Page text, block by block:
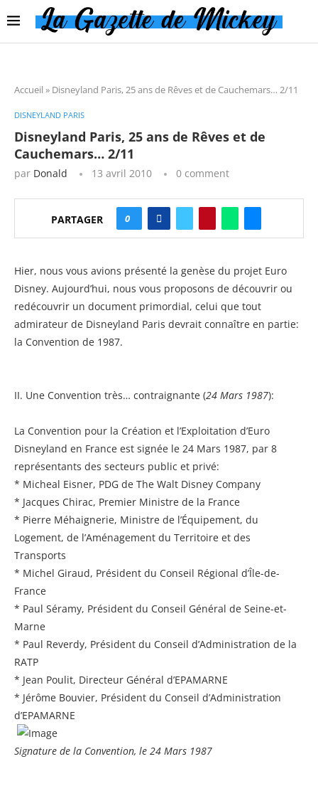
Accueil » Disneyland Paris, 25 ans de Rêves et de Cauchemars… 2/11
DISNEYLAND PARIS
Disneyland Paris, 25 ans de Rêves et de
Cauchemars… 2/11
par Donald 13 avril 2010 0 comment
PARTAGER 0
Hier, nous vous avions présenté la genèse du projet Euro
Disney. Aujourd’hui, nous vous proposons de découvrir ou
redécouvrir un document primordial, celui que tout
admirateur de Disneyland Paris devrait connaître en partie:
la Convention de 1987.
II. Une Convention très… contraignante (24 Mars 1987):
La Convention pour la Création et l’Exploitation d’Euro
Disneyland en France est signée le 24 Mars 1987, par 8
représentants des secteurs public et privé:
* Micheal Eisner, PDG de The Walt Disney Company
* Jacques Chirac, Premier Ministre de la France
* Pierre Méhaignerie, Ministre de l’Équipement, du
Logement, de l’Aménagement du Territoire et des
Transports
* Michel Giraud, Président du Conseil Régional d’Île-de-
France
* Paul Séramy, Président du Conseil Général de Seine-et-
Marne
* Paul Reverdy, Président du Conseil d’Administration de la
RATP
* Jean Poulit, Directeur Général d’EPAMARNE
* Jérôme Bouvier, Président du Conseil d’Administration
d’EPAMARNE
Signature de la Convention, le 24 Mars 1987